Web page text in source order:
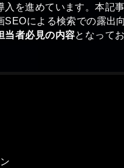
を進めています。本記
SEOによる検索での露出
当者必見の内容となって